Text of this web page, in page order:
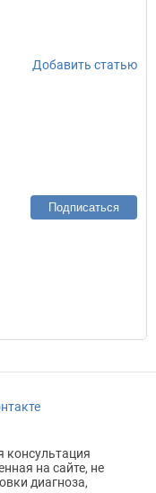
Добавить статью
Подписаться
консультация
на сайте, не
диагноза,